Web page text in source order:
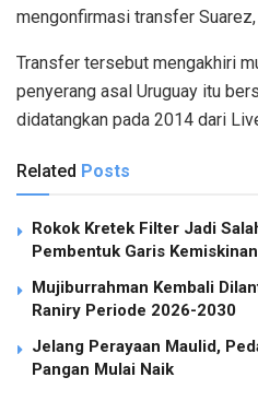
mengonfirmasi transfer
Transfer tersebut mengakhiri
penyerang asal Uruguay itu
didatangkan pada 2014 dari
Related Posts
Rokok Kretek Filter Jadi
Pembentuk Garis
Mujiburrahman Kembali
Raniry Periode 2026-2030
Jelang Perayaan Maulid,
Pangan Mulai Naik